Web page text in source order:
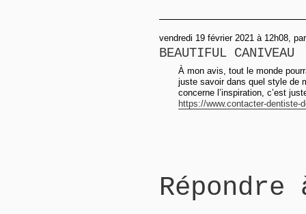
vendredi 19 février 2021 à 12h08,
BEAUTIFUL CANIVEAU
À mon avis, tout le monde
juste savoir dans quel style de
concerne l’inspiration, c’est
https://www.contacter-dentiste-